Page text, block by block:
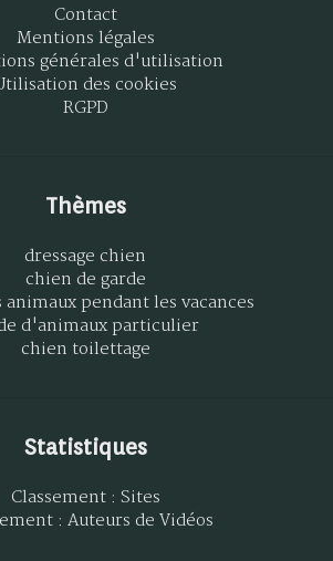
Contact
Mentions légales
générales d'utilisation
des cookies
RGPD
Thèmes
dressage chien
chien de garde
animaux pendant les vacances
d'animaux particulier
chien toilettage
Statistiques
Classement : Sites
: Auteurs de Vidéos